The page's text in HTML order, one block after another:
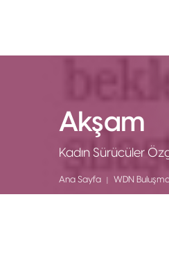
Akşam
Kadın Sürücüler
Ana Sayfa WDN